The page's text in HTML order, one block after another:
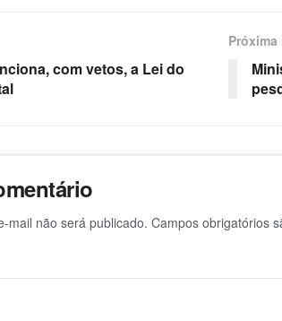
com vetos, a Lei do
mail não será publicado. Campos obrigatórios